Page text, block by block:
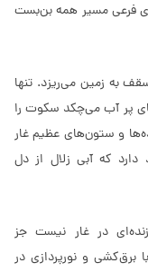
راه‌های فرعی مسیر همه بن‌بست
به زمین می‌ریزد. تنها
پر آب می‌چکد سکوت را
و ستون‌های عظیم غار
که آبی زلال از دل
در غار نیست جز
و نورپردازی در